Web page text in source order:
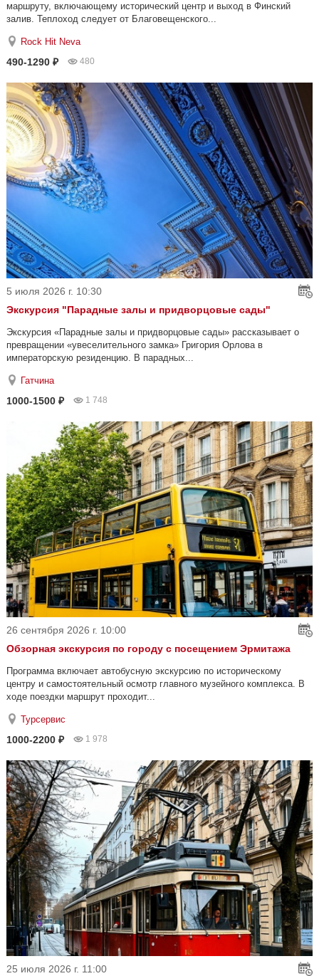
маршруту, включающему исторический центр и выход в Финский
залив. Теплоход следует от Благовещенского...
Rock Hit Neva
490-1290 ₽ 480
5 июля 2026 г. 10:30
Экскурсия "Парадные залы и придворцовые сады"
Экскурсия «Парадные залы и придворцовые сады» рассказывает о
превращении «увеселительного замка» Григория Орлова в
императорскую резиденцию. В парадных...
Гатчина
1000-1500 ₽ 1 748
26 сентября 2026 г. 10:00
Обзорная экскурсия по городу с посещением Эрмитажа
Программа включает автобусную экскурсию по историческому
центру и самостоятельный осмотр главного музейного комплекса. В
ходе поездки маршрут проходит...
Турсервис
1000-2200 ₽ 1 978
25 июля 2026 г. 11:00